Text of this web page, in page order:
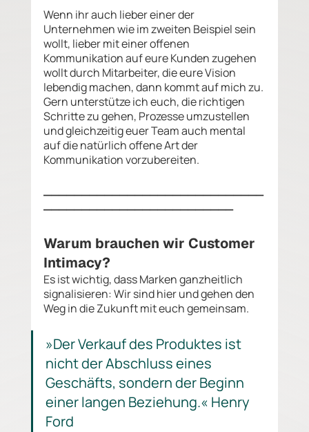
Wenn ihr auch lieber einer der
Unternehmen wie im zweiten Beispiel sein
wollt, lieber mit einer offenen
Kommunikation auf eure Kunden zugehen
wollt durch Mitarbeiter, die eure Vision
lebendig machen, dann kommt auf mich zu.
Gern unterstütze ich euch, die richtigen
Schritte zu gehen, Prozesse umzustellen
und gleichzeitig euer Team auch mental
auf die natürlich offene Art der
Kommunikation vorzubereiten.
_____________________________
_________________________
Warum brauchen wir Customer
Intimacy?
Es ist wichtig, dass Marken ganzheitlich
signalisieren: Wir sind hier und gehen den
Weg in die Zukunft mit euch gemeinsam.
»Der Verkauf des Produktes ist
nicht der Abschluss eines
Geschäfts, sondern der Beginn
einer langen Beziehung.« Henry
Ford